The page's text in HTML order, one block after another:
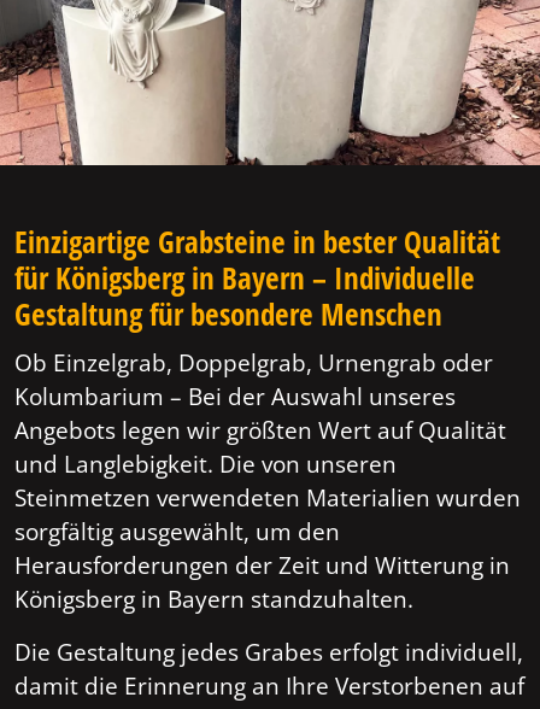
Einzigartige Grabsteine in bester Qualität
für Königsberg in Bayern – Individuelle
Gestaltung für besondere Menschen
Ob Einzelgrab, Doppelgrab, Urnengrab oder
Kolumbarium – Bei der Auswahl unseres
Angebots legen wir größten Wert auf Qualität
und Langlebigkeit. Die von unseren
Steinmetzen verwendeten Materialien wurden
sorgfältig ausgewählt, um den
Herausforderungen der Zeit und Witterung in
Königsberg in Bayern standzuhalten.
Die Gestaltung jedes Grabes erfolgt individuell,
damit die Erinnerung an Ihre Verstorbenen auf